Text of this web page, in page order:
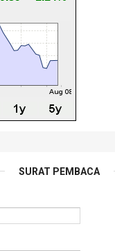
SURAT PEMBACA